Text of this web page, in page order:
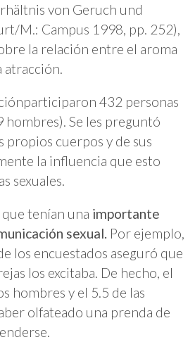
von Geruch und
M.: Campus 1998, pp. 252),
la relación entre el aroma
atracción.
432 personas
hombres). Se les preguntó
propios cuerpos y de sus
la influencia que esto
sexuales.
tenían una importante
sexual. Por ejemplo,
los encuestados aseguró que
los excitaba. De hecho, el
hombres y el 5.5 de las
olfateado una prenda de